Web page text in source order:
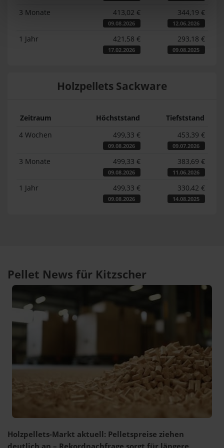
3 Monate 413,02 €
09.08.2026
344,19 €
12.06.2026
1 Jahr 421,58 €
17.02.2026
293,18 €
09.08.2025
Holzpellets Sackware
Zeitraum Höchststand
Tiefststand
4 Wochen
499,33 €
09.08.2026
453,39 €
09.07.2026
3 Monate 499,33 €
09.08.2026
383,69 €
11.06.2026
1 Jahr 499,33 €
09.08.2026
330,42 €
14.08.2025
Pellet News für Kitzscher
Holzpellets-Markt aktuell: Pelletspreise ziehen